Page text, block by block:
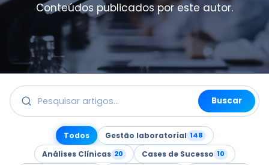
Conteúdos publicados por este autor.
Buscar
Todos Gestão laboratorial 148
Análises Clínicas 20 Cases de Sucesso 10